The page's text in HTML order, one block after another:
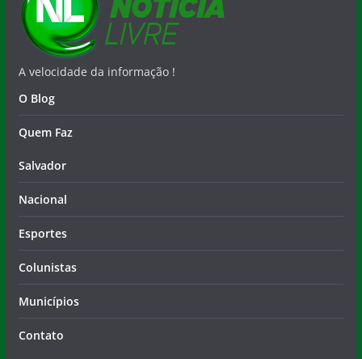
A velocidade da informação !
O Blog
Quem Faz
Salvador
Nacional
Esportes
Colunistas
Municípios
Contato